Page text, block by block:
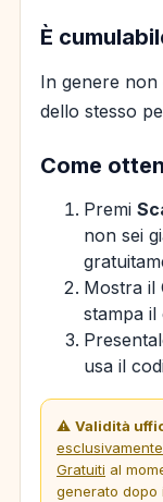
È
In genere
dello stesso
Come
Premi
non sei
Mostra il
stampa
usa il
⚠️ Validità
Gratuiti al
generato